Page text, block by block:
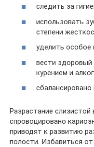
следить за
использовать
степени
уделить особое
вести здоровый
курением и
сбалансировано
Разрастание
спровоцировано
приводят к развитию
полости. Избавиться